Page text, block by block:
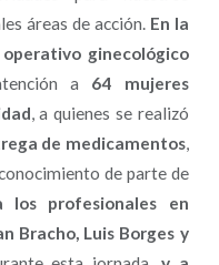
áreas de acción. En la
ginecológico
a 64 mujeres
, a quienes se realizó
de medicamentos,
de parte de
los profesionales en
Bracho, Luis Borges y